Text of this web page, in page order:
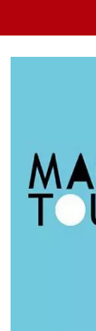
přizpůsobeného